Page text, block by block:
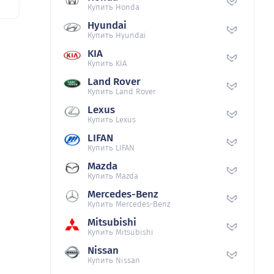
Купить Honda
Hyundai
Купить Hyundai
KIA
Купить KIA
Land Rover
Купить Land Rover
Lexus
Купить Lexus
LIFAN
Купить LIFAN
Mazda
Купить Mazda
Mercedes-Benz
Купить Mercedes-Benz
Mitsubishi
Купить Mitsubishi
Nissan
Купить Nissan